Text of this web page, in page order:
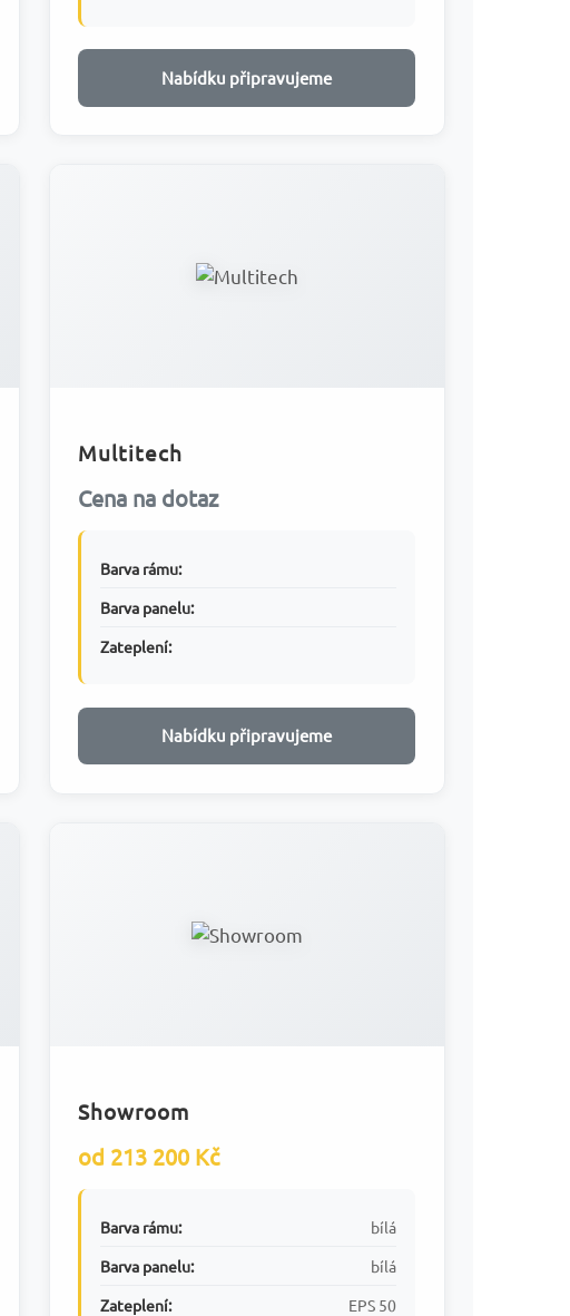
Nabídku připravujeme
Multitech
Cena na dotaz
Barva rámu:
Barva panelu:
Zateplení:
Nabídku připravujeme
Showroom
od 213 200 Kč
Barva rámu:
bílá
Barva panelu:
bílá
Zateplení:
EPS 50